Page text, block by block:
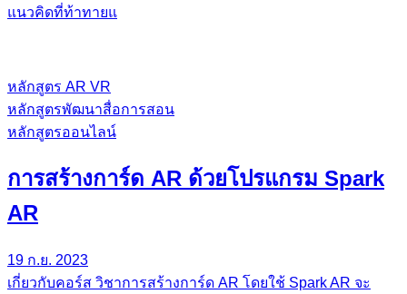
แนวคิดที่ท้าทายแ
หลักสูตร AR VR
หลักสูตรพัฒนาสื่อการสอน
หลักสูตรออนไลน์
การสร้างการ์ด AR ด้วยโปรแกรม Spark
AR
19 ก.ย. 2023
เกี่ยวกับคอร์ส วิชาการสร้างการ์ด AR โดยใช้ Spark AR จะ